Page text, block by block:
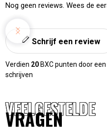
Nog geen reviews. Wees de
Schrijf een review
Verdien 20 BXC punten door
schrijven
VEELGESTELDE
VRAGEN